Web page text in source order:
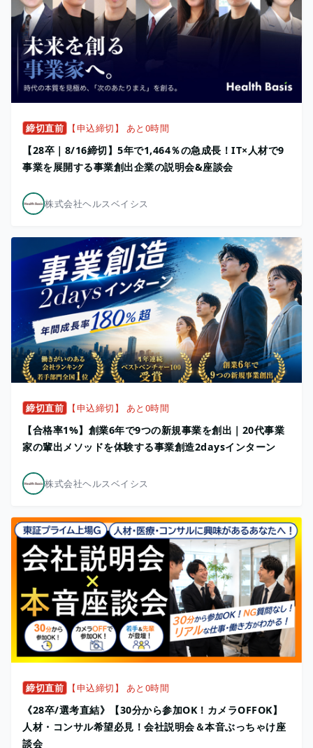
締切直前 【申込締切】 あと0時間
【28卒｜8/16締切】5年で1,464％の急成長！IT×人材で9
事業を展開する事業創出企業の説明会&座談会
株式会社ヘルスベイシス
締切直前 【申込締切】 あと0時間
【合格率1%】創業6年で9つの新規事業を創出｜20代事業
家の輩出メソッドを体験する事業創造2daysインターン
株式会社ヘルスベイシス
締切直前 【申込締切】 あと0時間
《28卒/選考直結》【30分から参加OK！カメラOFFOK】
人材・コンサル希望必見！会社説明会＆本音ぶっちゃけ座
談会